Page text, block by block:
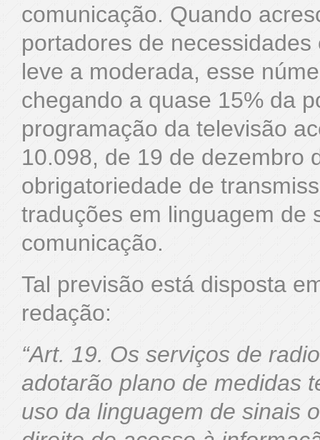
comunicação. Quando
portadores de
leve a moderada, esse
chegando a quase 15% da
programação da televisão
10.098, de 19 de dezembro
obrigatoriedade de
traduções em linguagem de
comunicação.
Tal previsão está disposta
redação:
“Art. 19. Os serviços de
adotarão plano de medidas
uso da linguagem de sinais